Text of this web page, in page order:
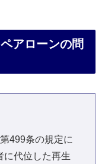
アローンの問
499条の規定に
に代位した再生